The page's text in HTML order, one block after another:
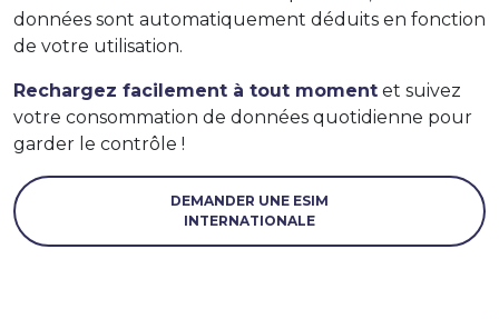
données sont automatiquement déduits en fonction
de votre utilisation.
Rechargez facilement à tout moment et suivez
votre consommation de données quotidienne pour
garder le contrôle !
DEMANDER UNE ESIM
INTERNATIONALE